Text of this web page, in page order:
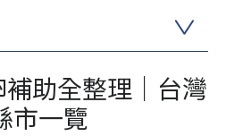
助全整理｜台灣
市一覽